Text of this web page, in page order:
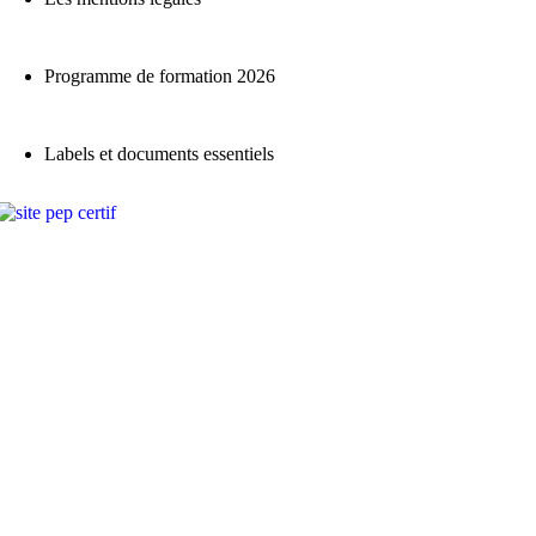
Programme de formation 2026
Labels et documents essentiels